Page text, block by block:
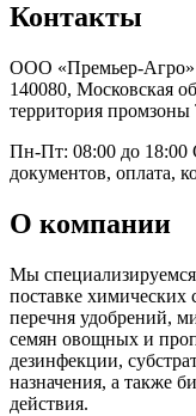
Контакты
ООО «Премьер-Агро»
140080, Московская
территория промзоны
Пн-Пт: 08:00 до 18:00
документов, оплата,
О компании
Мы
поставке химических
перечня удобрений,
семян овощных и
дезинфекции,
назначения, а также
действия.